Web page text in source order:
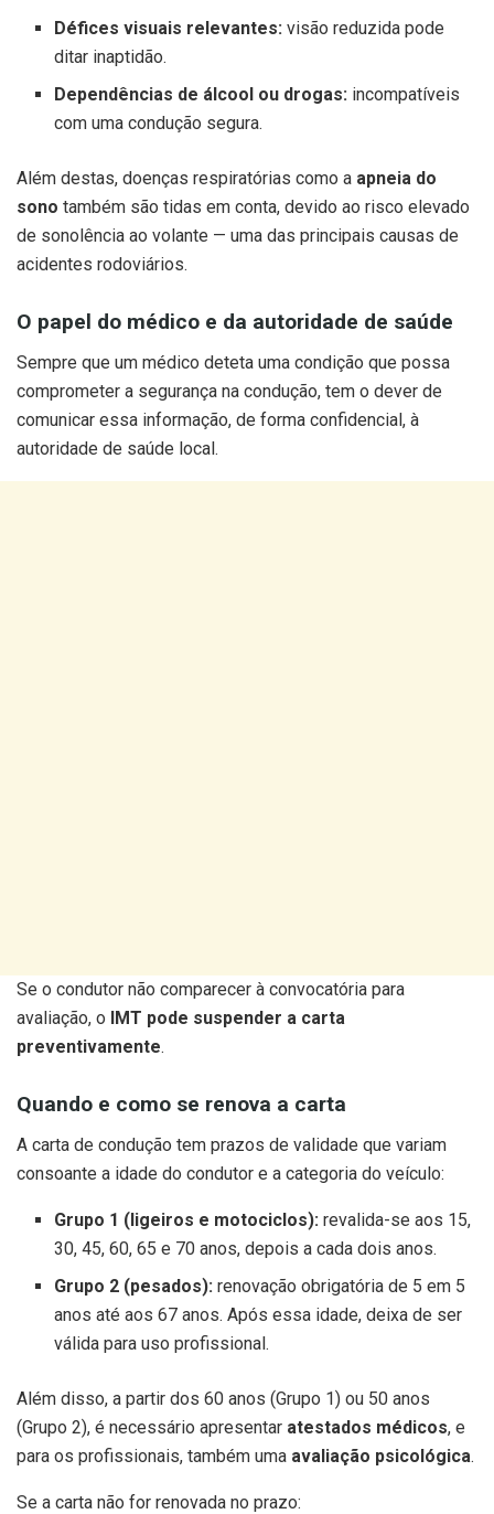
Défices visuais relevantes: visão reduzida pode
ditar inaptidão.
Dependências de álcool ou drogas: incompatíveis
com uma condução segura.
Além destas, doenças respiratórias como a apneia do
sono também são tidas em conta, devido ao risco elevado
de sonolência ao volante — uma das principais causas de
acidentes rodoviários.
O papel do médico e da autoridade de saúde
Sempre que um médico deteta uma condição que possa
comprometer a segurança na condução, tem o dever de
comunicar essa informação, de forma confidencial, à
autoridade de saúde local.
Se o condutor não comparecer à convocatória para
avaliação, o IMT pode suspender a carta
preventivamente.
Quando e como se renova a carta
A carta de condução tem prazos de validade que variam
consoante a idade do condutor e a categoria do veículo:
Grupo 1 (ligeiros e motociclos): revalida-se aos 15,
30, 45, 60, 65 e 70 anos, depois a cada dois anos.
Grupo 2 (pesados): renovação obrigatória de 5 em 5
anos até aos 67 anos. Após essa idade, deixa de ser
válida para uso profissional.
Além disso, a partir dos 60 anos (Grupo 1) ou 50 anos
(Grupo 2), é necessário apresentar atestados médicos, e
para os profissionais, também uma avaliação psicológica.
Se a carta não for renovada no prazo: